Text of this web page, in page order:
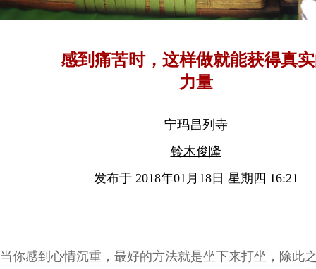
感到痛苦时，这样做就能获得真
力量
宁玛昌列寺
铃木俊隆
发布于 2018年01月18日 星期四 16:21
当你感到心情沉重，最好的方法就是坐下来打坐，除此